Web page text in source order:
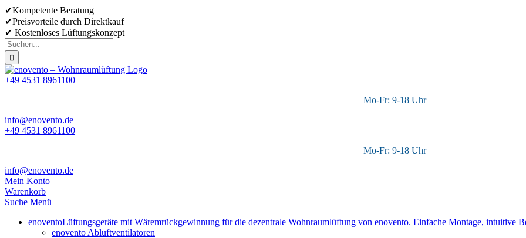
Skip
to
content
✔Kompetente Beratung
✔Preisvorteile durch Direktkauf
✔ Kostenloses Lüftungskonzept
Suche
nach:
+49 4531 8961100
Mo-Fr: 9-18 Uhr
info@enovento.de
+49 4531 8961100
Mo-Fr: 9-18 Uhr
info@enovento.de
Mein Konto
Warenkorb
Suche Menü
enoventoLüftungsgeräte mit Wäremrückgewinnung für die dezentrale Wohnraumlüftung von enovento. Einfache Montage, intuitive
enovento Abluftventilatoren